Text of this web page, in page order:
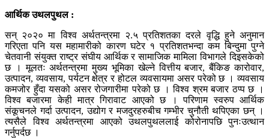
आर्थिक उथलपुथल :
सन् २०२० मा विश्व अर्थतन्त्रमा २.५ प्रतिशतका दरले वृद्धि हुने अनुमान
गरिएता पनि यस महामारीको कारण घटेर १ प्रतिशतभन्दा कम बिन्दुमा पुग्ने
चेतवानी संयुक्त राष्ट्र संघीय आर्थिक र सामाजिक मामिला विभागले दिइसकेको
छ । मूलतः अर्थतन्त्रमा मुख्य भूमिका खेल्ने वित्तीय बजार, बैंकिङ कारोवार,
उत्पादन, व्यवसाय, पर्यटन क्षेत्र र होटल व्यवसायमा असर परेको छ । व्यवसाय
कमजोर हुँदा यसको असर रोजगारीमा परेको छ । विश्व श्रम बजार ठप्प छ ।
विश्व बजारमा केही मात्र गिरावाट आएको छ । परिणाम स्वरुप आर्थिक
संकूचनले गर्दा उत्पादन, उद्योग र मजदुरहरुबीच गम्भीर चुनौती थपिएका छन् ।
त्यसैले विश्व अर्थतन्त्रमा आएको उथलपुथललाई कोरोनापछि पुनःउत्थान
गर्नुपर्दछ ।